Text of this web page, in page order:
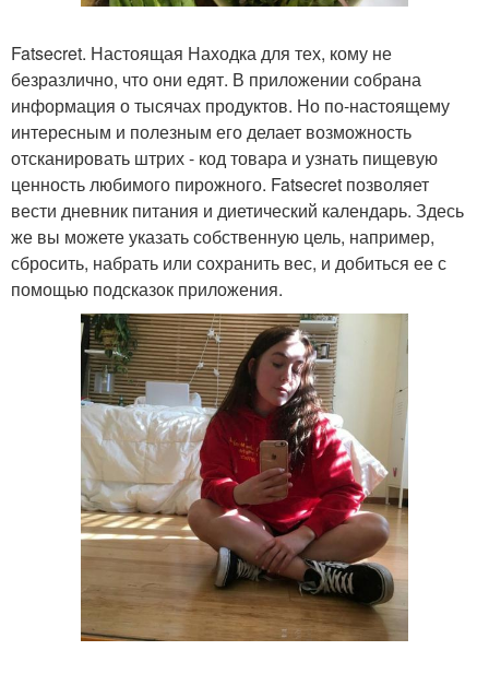
Fatsecret. Настоящая Находка для тех, кому не
безразлично, что они едят. В приложении собрана
информация о тысячах продуктов. Но по-настоящему
интересным и полезным его делает возможность
отсканировать штрих - код товара и узнать пищевую
ценность любимого пирожного. Fatsecret позволяет
вести дневник питания и диетический календарь. Здесь
же вы можете указать собственную цель, например,
сбросить, набрать или сохранить вес, и добиться ее с
помощью подсказок приложения.